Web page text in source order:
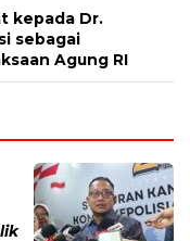
kepada Dr.
sebagai
Agung RI